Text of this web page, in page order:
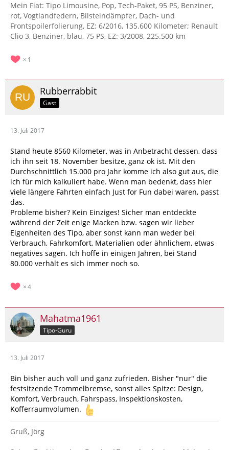
Mein Fiat: Tipo Limousine, Pop, Tech-Paket, 95 PS, Benziner,
rot, Vogtlandfedern, Bilsteindämpfer, Dach- und
Frontspoilerfolierung, EZ: 6/2016, 135.600 Kilometer; Renault
Clio 3, Benziner, blau, 75 PS, EZ: 3/2008, 225.500 km
1
Rubberrabbit
Gast
13. Juli 2017
Stand heute 8560 Kilometer, was in Anbetracht dessen, dass
ich ihn seit 18. November besitze, ganz ok ist. Mit den
Durchschnittlich 15.000 pro Jahr komme ich also gut aus, die
ich für mich kalkuliert habe. Wenn man bedenkt, dass hier
viele längere Fahrten einfach Just for Fun dabei waren, passt
das.
Probleme bisher? Kein Einziges! Sicher man entdeckte
während der Zeit enige Macken bzw. sagen wir lieber
Eigenheiten des Tipo, aber sonst kann man weder bei
Verbrauch, Fahrkomfort, Materialien oder ähnlichem, etwas
negatives sagen. Ich hoffe in einigen Jahren, bei Stand
80.000 verhält es sich immer noch so.
4
Mahatma1961
Tipo-Guru
13. Juli 2017
Bin bisher auch voll und ganz zufrieden. Bisher "nur" die
festsitzende Trommelbremse, sonst alles Spitze: Design,
Komfort, Verbrauch, Fahrspass, Inspektionskosten,
Kofferraumvolumen.
Gruß, Jörg